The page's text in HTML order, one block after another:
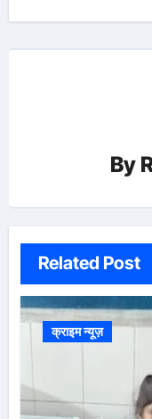
By
Related Post
क्राइम न्यूज़